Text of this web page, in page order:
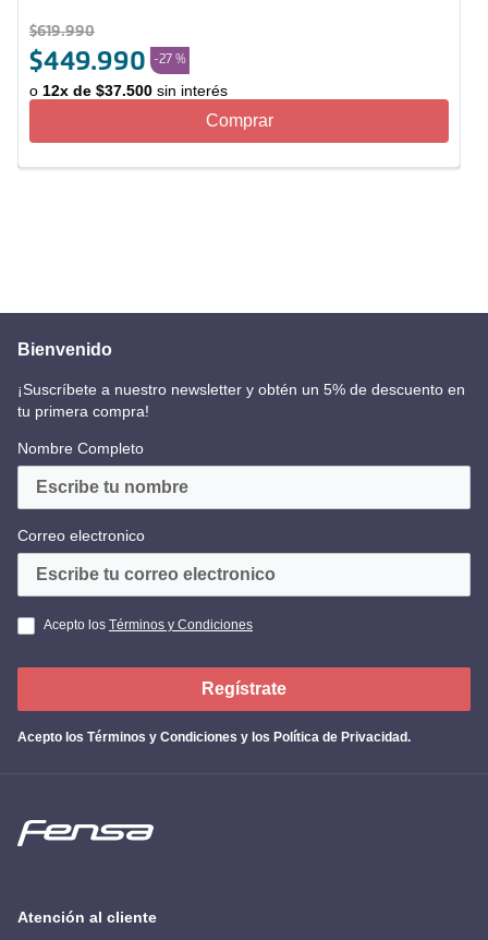
$619.990
$449.990 -27 %
o 12x de $37.500 sin interés
Comprar
Bienvenido
¡Suscríbete a nuestro newsletter y obtén un 5% de descuento en
tu primera compra!
Nombre Completo
Correo electronico
Acepto los Términos y Condiciones
Acepto los Términos y Condiciones y los Política de Privacidad.
Regístrate
Atención al cliente